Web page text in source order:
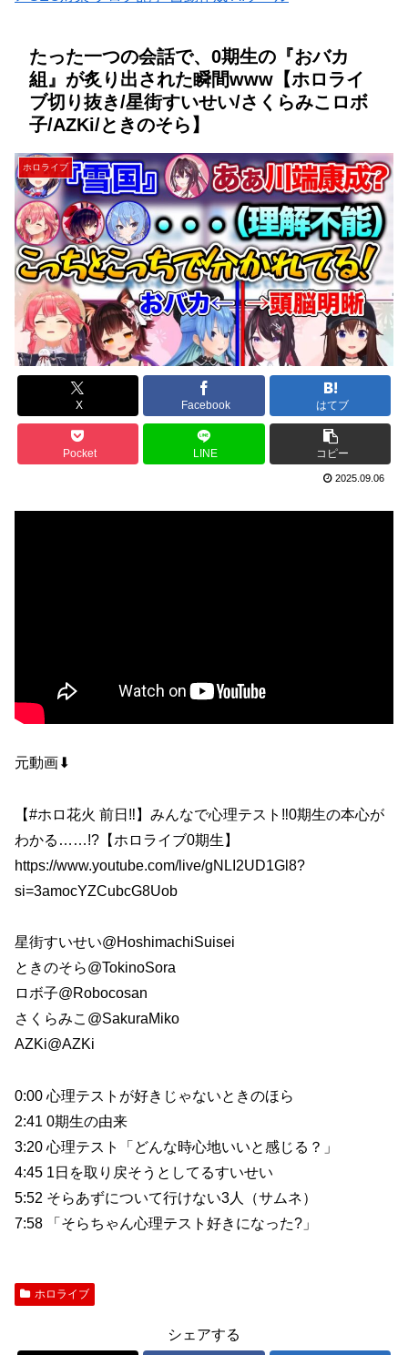
たった一つの会話で、0期生の『おバカ
組』が炙り出された瞬間www【ホロライ
ブ切り抜き/星街すいせい/さくらみこロボ
子/AZKi/ときのそら】
ホロライブ
X Facebook はてブ
Pocket LINE コピー
2025.09.06
元動画⬇︎
【#ホロ花火 前日‼】みんなで心理テスト‼0期生の本心が
わかる……!?【ホロライブ0期生】
https://www.youtube.com/live/gNLI2UD1Gl8?
si=3amocYZCubcG8Uob
星街すいせい​⁠@HoshimachiSuisei
ときのそら​⁠@TokinoSora
ロボ子​⁠@Robocosan
さくらみこ​⁠@SakuraMiko
AZKi​⁠@AZKi
0:00 心理テストが好きじゃないときのほら
2:41 0期生の由来
3:20 心理テスト「どんな時心地いいと感じる？」
4:45 1日を取り戻そうとしてるすいせい
5:52 そらあずについて行けない3人（サムネ）
7:58 「そらちゃん心理テスト好きになった?」
ホロライブ
シェアする